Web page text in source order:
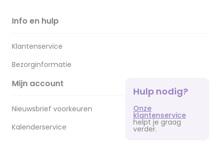
Info en hulp
Klantenservice
Bezorginformatie
Mijn account
Nieuwsbrief voorkeuren
Kalenderservice
Hulp nodig?
Onze
klantenservice
helpt je graag
verder.